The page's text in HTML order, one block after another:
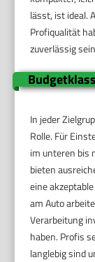
lässt, ist ideal.
Profiqualität
zuverlässig
In jeder
Rolle. Für
im unteren bis
bieten
eine
am Auto
Verarbeitung
haben. Profis
langlebig sind